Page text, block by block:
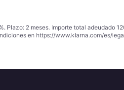
2 meses. Importe total adeudado
en https://www.klarna.com/es/